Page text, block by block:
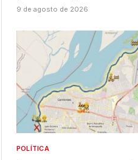
9 de agosto de 2026
POLÍTICA